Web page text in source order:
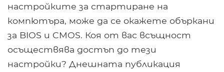
настройките за стартиране на
компютъра, може да се окажете объркани
за BIOS и CMOS. Коя от вас всъщност
осъществява достъп до тези
настройки? Днешната публикация